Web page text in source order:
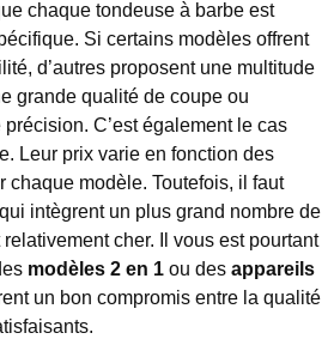
chaque tondeuse à barbe est
Si certains modèles offrent
d’autres proposent une multitude
grande qualité de coupe ou
C’est également le cas
Leur prix varie en fonction des
chaque modèle. Toutefois, il faut
intègrent un plus grand nombre de
cher. Il vous est pourtant
modèles 2 en 1 ou des appareils
un bon compromis entre la qualité